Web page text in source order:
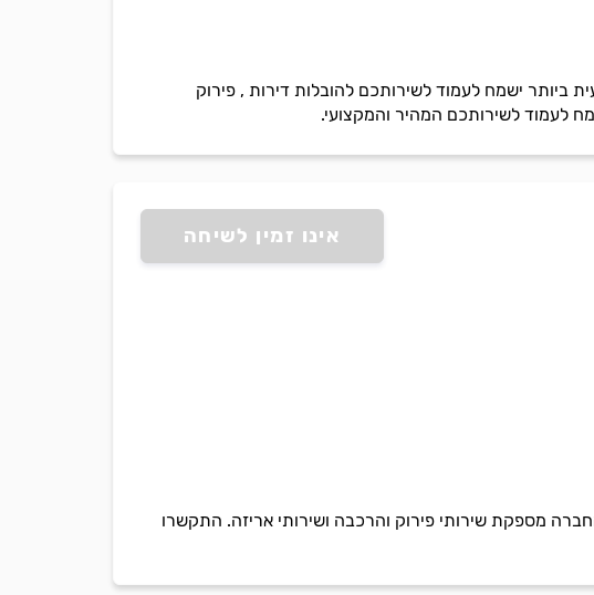
ביותר ישמח לעמוד לשירותכם להובלות דירות , פירוק
לעמוד לשירותכם המהיר והמקצועי.
אינו זמין לשיחה
מספקת שירותי פירוק והרכבה ושירותי אריזה. התקשרו